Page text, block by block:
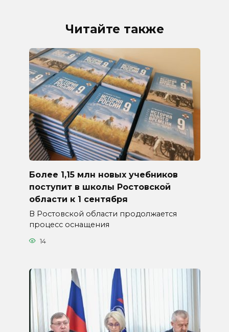
Читайте также
Более 1,15 млн новых учебников
поступит в школы Ростовской
области к 1 сентября
В Ростовской области продолжается
процесс оснащения
14